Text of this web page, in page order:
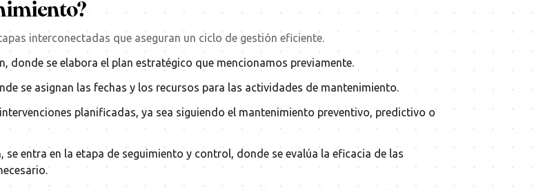
interconectadas que aseguran un ciclo de gestión eficiente.
donde se elabora el plan estratégico que mencionamos previamente.
se asignan las fechas y los recursos para las actividades de mantenimiento.
planificadas, ya sea siguiendo el mantenimiento preventivo, predictivo o
se entra en la etapa de seguimiento y control, donde se evalúa la eficacia de las